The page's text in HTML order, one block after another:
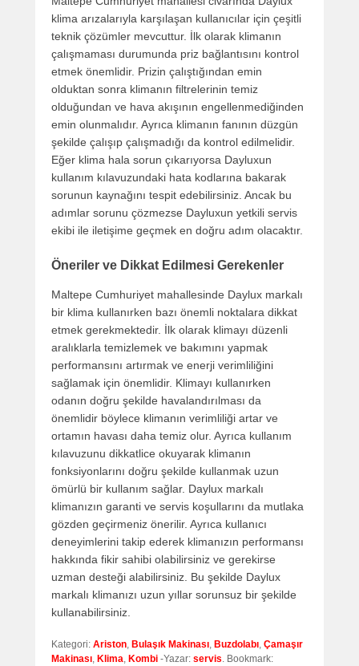
klima arızalarıyla karşılaşan kullanıcılar için çeşitli
teknik çözümler mevcuttur. İlk olarak klimanın
çalışmaması durumunda priz bağlantısını kontrol
etmek önemlidir. Prizin çalıştığından emin
olduktan sonra klimanın filtrelerinin temiz
olduğundan ve hava akışının engellenmediğinden
emin olunmalıdır. Ayrıca klimanın fanının düzgün
şekilde çalışıp çalışmadığı da kontrol edilmelidir.
Eğer klima hala sorun çıkarıyorsa Dayluxun
kullanım kılavuzundaki hata kodlarına bakarak
sorunun kaynağını tespit edebilirsiniz. Ancak bu
adımlar sorunu çözmezse Dayluxun yetkili servis
ekibi ile iletişime geçmek en doğru adım olacaktır.
Öneriler ve Dikkat Edilmesi Gerekenler
Maltepe Cumhuriyet mahallesinde Daylux markalı
bir klima kullanırken bazı önemli noktalara dikkat
etmek gerekmektedir. İlk olarak klimayı düzenli
aralıklarla temizlemek ve bakımını yapmak
performansını artırmak ve enerji verimliliğini
sağlamak için önemlidir. Klimayı kullanırken
odanın doğru şekilde havalandırılması da
önemlidir böylece klimanın verimliliği artar ve
ortamın havası daha temiz olur. Ayrıca kullanım
kılavuzunu dikkatlice okuyarak klimanın
fonksiyonlarını doğru şekilde kullanmak uzun
ömürlü bir kullanım sağlar. Daylux markalı
klimanızın garanti ve servis koşullarını da mutlaka
gözden geçirmeniz önerilir. Ayrıca kullanıcı
deneyimlerini takip ederek klimanızın performansı
hakkında fikir sahibi olabilirsiniz ve gerekirse
uzman desteği alabilirsiniz. Bu şekilde Daylux
markalı klimanızı uzun yıllar sorunsuz bir şekilde
kullanabilirsiniz.
Kategori: Ariston, Bulaşık Makinası, Buzdolabı, Çamaşır
Makinası, Klima, Kombi -Yazar: servis. Bookmark: